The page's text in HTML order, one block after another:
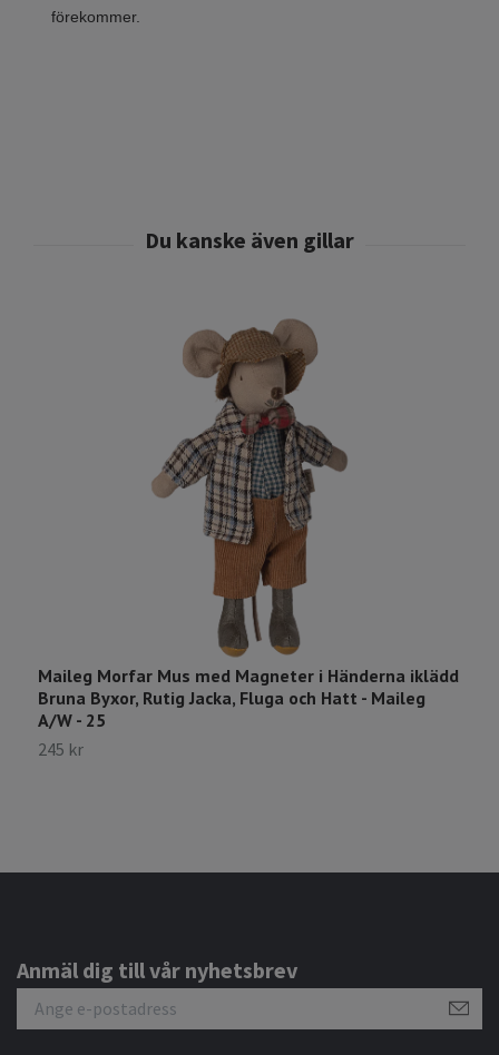
förekommer.
Maileg Morfar Mus med Magneter i Händerna iklädd
Bruna Byxor, Rutig Jacka, Fluga och Hatt - Maileg
A/W - 25
245 kr
Anmäl dig till vår nyhetsbrev